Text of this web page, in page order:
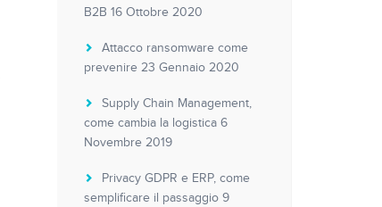
B2B 16 Ottobre 2020
Attacco ransomware come
prevenire 23 Gennaio 2020
Supply Chain Management,
come cambia la logistica 6
Novembre 2019
Privacy GDPR e ERP, come
semplificare il passaggio 9